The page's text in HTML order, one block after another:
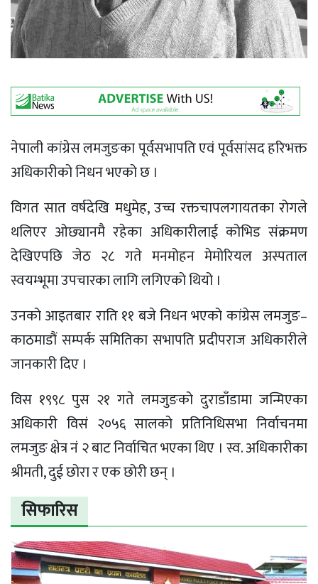
नेपाली कांग्रेस लमजुङका पूर्वसभापति एवं पूर्वसांसद हरिभक्त
अधिकारीको निधन भएको छ ।
विगत सात वर्षदेखि मधुमेह, उच्च रक्तचापलगायतका रोगले
थलिएर ओछ्यानमै रहेका अधिकारीलाई कोभिड संक्रमण
देखिएपछि जेठ २८ गते मनमोहन मेमोरियल अस्पताल
स्वयम्भूमा उपचारका लागि लगिएको थियो ।
उनको आइतबार राति ११ बजे निधन भएको कांग्रेस लमजुङ–
काठमाडौं सम्पर्क समितिका सभापति प्रदीपराज अधिकारीले
जानकारी दिए ।
विस १९९८ पुस २१ गते लमजुङको दुराडाँडामा जन्मिएका
अधिकारी विसं २०५६ सालको प्रतिनिधिसभा निर्वाचनमा
लमजुङ क्षेत्र नं २ बाट निर्वाचित भएका थिए । स्व. अधिकारीका
श्रीमती, दुई छोरा र एक छोरी छन् ।
सिफारिस